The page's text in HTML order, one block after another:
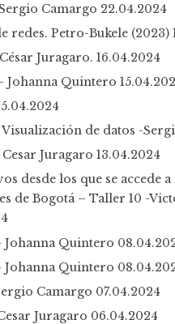
Camargo 22.04.2024
redes. Petro-Bukele (2023)
Juragaro. 16.04.2024
Johanna Quintero
de datos -
Juragaro 13.04.2024
desde los que se accede
de Bogotá – Taller 10 -
Johanna Quintero
Johanna Quintero
Camargo 07.04.2024
Juragaro 06.04.2024